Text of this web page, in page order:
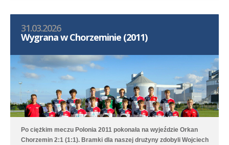
31.03.2026
Wygrana w Chorzeminie (2011)
Po ciężkim meczu Polonia 2011 pokonała na wyjeździe Orkan
Chorzemin 2:1 (1:1). Bramki dla naszej drużyny zdobyli Wojciech